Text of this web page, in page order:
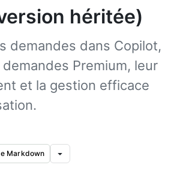
héritée)
demandes dans Copilot,
Premium, leur
et la gestion efficace
Markdown